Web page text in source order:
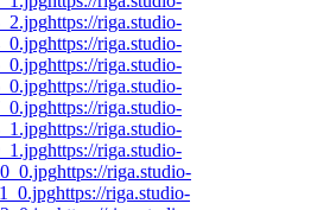
https://riga.studio-
https://riga.studio-
https://riga.studio-
https://riga.studio-
https://riga.studio-
https://riga.studio-
https://riga.studio-
https://riga.studio-
https://riga.studio-